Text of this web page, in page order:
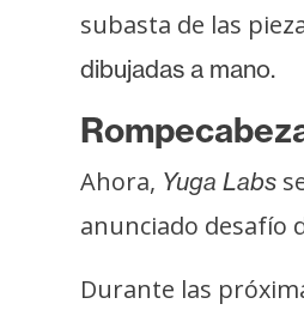
e
m
s
R
c
subasta de las
dibujadas a mano.
Ahora, Yuga Labs
anunciado desafío
Durante las